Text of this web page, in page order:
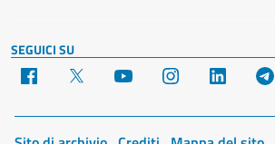
SEGUICI SU
Facebook YouTube Instagram LinkedIn